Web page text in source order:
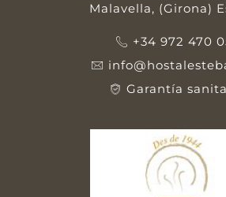
Malavella, (Girona)
+34 972 470
Garantía